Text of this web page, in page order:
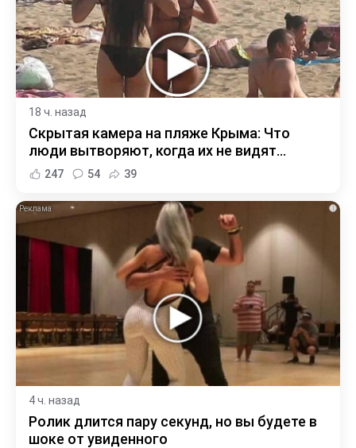
18 ч. назад
Скрытая камера на пляже Крыма: Что
люди вытворяют, когда их не видят...
247 54 39
i
4 ч. назад
Ролик длится пару секунд, но вы будете в
шоке от увиденного